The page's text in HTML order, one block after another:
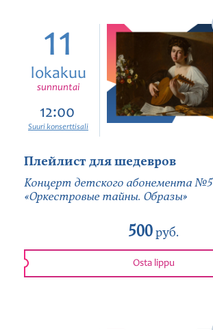
11
lokakuu
sunnuntai
12:00
Suuri konserttisali
Плейлист для шедевров
Концерт детского абонемента №5
«Оркестровые тайны. Образы»
500руб.
Osta lippu